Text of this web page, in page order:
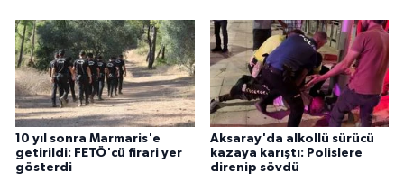
10 yıl sonra Marmaris'e
getirildi: FETÖ'cü firari yer
gösterdi
Aksaray'da alkollü sürücü
kazaya karıştı: Polislere
direnip sövdü